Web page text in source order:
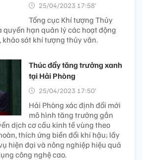
25/04/2023 17:58’
Tổng cục Khí tượng Thủy
quyền hạn quản lý các hoạt động
sát khí tượng thủy văn.
Thúc đẩy tăng trưởng xanh
tại Hải Phòng
25/04/2023 17:50’
Hải Phòng xác định đổi mới
mô hình tăng trưởng gắn
dịch cơ cấu kinh tế vùng theo
thích ứng biến đổi khí hậu; lấy
hiện đại và nông nghiệp hiệu quả
công nghệ cao.